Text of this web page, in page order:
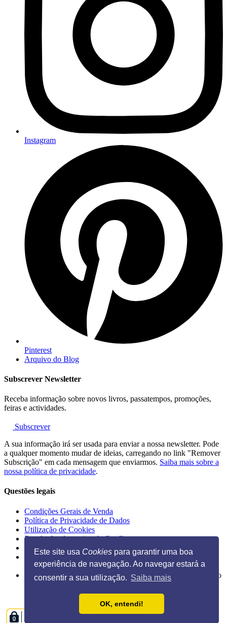
Este site usa Cookies para garantir uma boa
experiência de navegação. Ao navegar estará a
consentir a sua utilização. Saiba mais
OK, entendi!
Instagram
Pinterest
Arquivo do Blog
Subscrever Newsletter
Receba informação sobre novos livros, passatempos, promoções,
feiras e actividades.
Subscrever
A sua informação irá ser usada para enviar a nossa newsletter. Pode
a qualquer momento mudar de ideias, carregando no link "Remover
Subscrição" em cada mensagem que enviarmos. Saiba mais sobre a
nossa política de privacidade.
Questões legais
Condições Gerais de Venda
Política de Privacidade de Dados
Utilização de Cookies
Resolução alternativa de Conflitos
Livro de Reclamações Eletrónico
Ilustração na página inicial de Guido Van Genechten, do livro
Posso espreitar as tuas chuchas? "